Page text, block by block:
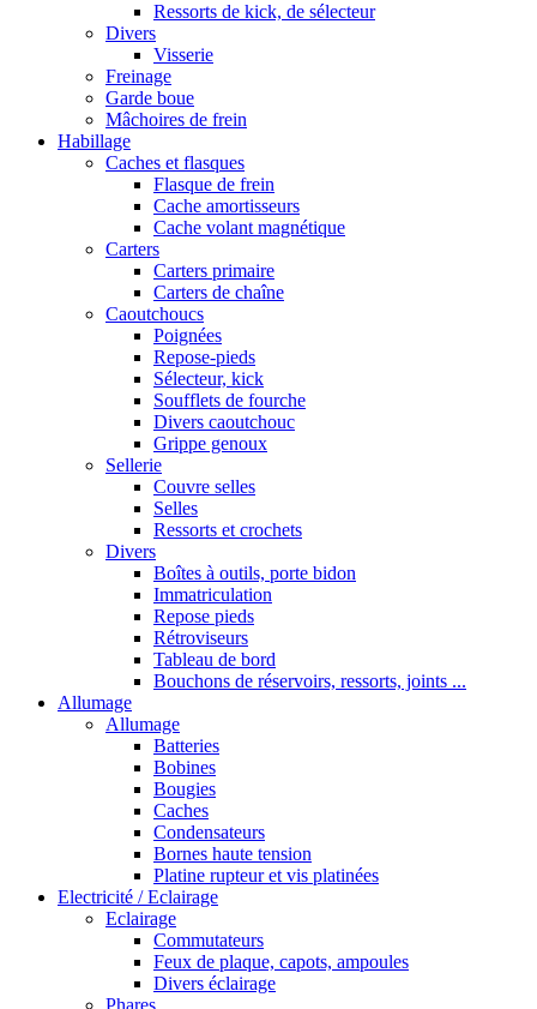
Ressorts de kick, de sélecteur
Divers
Visserie
Freinage
Garde boue
Mâchoires de frein
Habillage
Caches et flasques
Flasque de frein
Cache amortisseurs
Cache volant magnétique
Carters
Carters primaire
Carters de chaîne
Caoutchoucs
Poignées
Repose-pieds
Sélecteur, kick
Soufflets de fourche
Divers caoutchouc
Grippe genoux
Sellerie
Couvre selles
Selles
Ressorts et crochets
Divers
Boîtes à outils, porte bidon
Immatriculation
Repose pieds
Rétroviseurs
Tableau de bord
Bouchons de réservoirs, ressorts, joints ...
Allumage
Allumage
Batteries
Bobines
Bougies
Caches
Condensateurs
Bornes haute tension
Platine rupteur et vis platinées
Electricité / Eclairage
Eclairage
Commutateurs
Feux de plaque, capots, ampoules
Divers éclairage
Phares